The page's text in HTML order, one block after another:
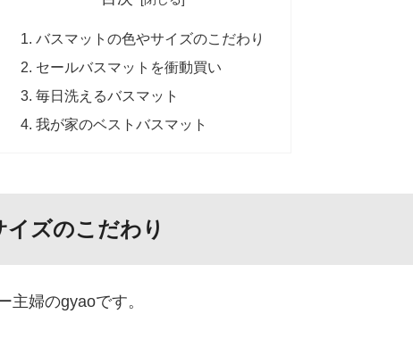
バスマットの色やサイズのこだわり
セールバスマットを衝動買い
毎日洗えるバスマット
我が家のベストバスマット
ズのこだわり
主婦のgyaoです。